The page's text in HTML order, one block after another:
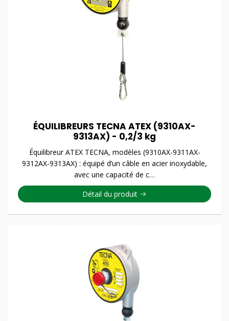
ÉQUILIBREURS TECNA ATEX (9310AX-
9313AX) - 0,2/3 kg
Équilibreur ATEX TECNA, modèles (9310AX-9311AX-
9312AX-9313AX) : équipé d’un câble en acier inoxydable,
avec une capacité de c…
Détail du produit